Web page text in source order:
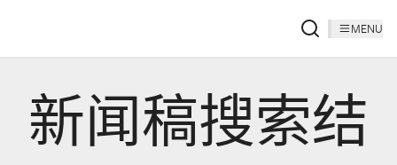
MENU
新闻稿搜索结